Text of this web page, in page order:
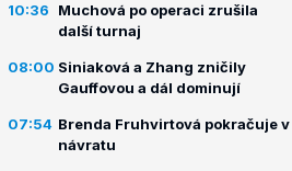
10:36
Muchová po operaci zrušila
další turnaj
08:00 Siniaková a Zhang zničily
Gauffovou a dál dominují
07:54 Brenda Fruhvirtová pokračuje v
návratu